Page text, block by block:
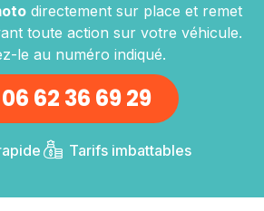
directement sur place et remet
toute action sur votre véhicule.
le au numéro indiqué.
06 62 36 69 29
Tarifs imbattables